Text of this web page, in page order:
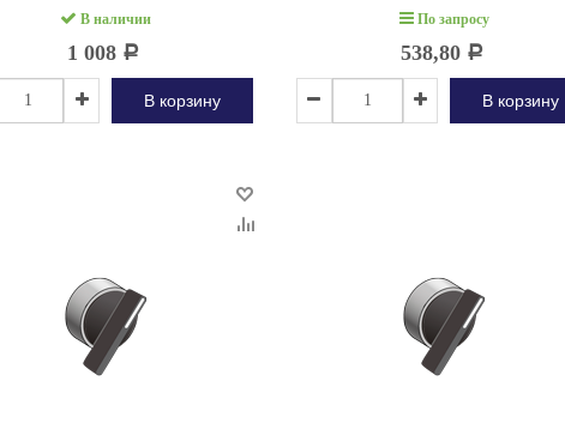
преобразователь Промежуточное реле
серии RP: прозрачный корпус, позволяющий
чётко видеть состояние контактов реле; полная
совместимость с реле данного типа других
производителей (в соответствии с ГОСТ 11152-
В наличии
1 008 Р
В корзину
По запросу
538,80 Р
В корзину